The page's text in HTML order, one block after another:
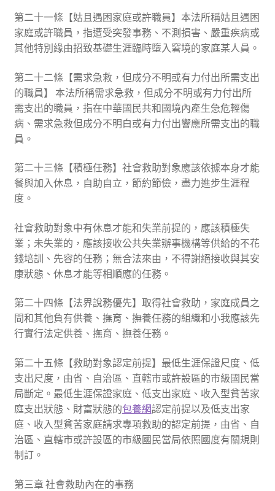
第二十一條【姑且遇困家庭或許職員】本法所稱姑且遇困
家庭或許職員，指遭受突發事務、不測損害、嚴重疾病或
其他特別緣由招致基礎生涯臨時墮入窘境的家庭某人員。
第二十二條【需求急救，但成分不明或有力付出所需支出
的職員】 本法所稱需求急救，但成分不明或有力付出所
需支出的職員，指在中華國民共和國境內產生急危輕傷
病、需求急救但成分不明白或有力付出響應所需支出的職
員。
第二十三條【積極任務】社會救助對象應該依據本身才能
餐與加入休息，自助自立，節約節儉，盡力進步生涯程
度。
社會救助對象中有休息才能和失業前提的，應該積極失
業；未失業的，應該接收公共失業辦事機構等供給的不花
錢培訓、先容的任務；無合法來由，不得謝絕接收與其安
康狀態、休息才能等相順應的任務。
第二十四條【法界說務優先】取得社會救助，家庭成員之
間和其他負有供養、撫育、撫養任務的組織和小我應該先
行實行法定供養、撫育、撫養任務。
第二十五條【救助對象認定前提】最低生涯保證尺度、低
支出尺度，由省、自治區、直轄市或許設區的市級國民當
局斷定。最低生涯保證家庭、低支出家庭、收入型貧苦家
庭支出狀態、財富狀態的包養網認定前提以及低支出家
庭、收入型貧苦家庭請求專項救助的認定前提，由省、自
治區、直轄市或許設區的市級國民當局依照國度有關規則
制訂。
第三章 社會救助內在的事務